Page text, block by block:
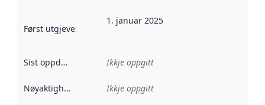
Først utgjeve: Denne datoen seier når dataa i dette
1. januar 2025
Sist oppdatert Ikkje oppgitt
Nøyaktigheit Ikkje oppgitt